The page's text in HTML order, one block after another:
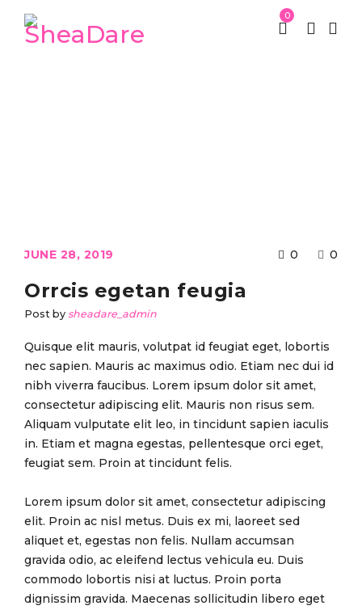
0
JUNE 28, 2019 0 0
Orrcis egetan feugia
Post by sheadare_admin
Quisque elit mauris, volutpat id feugiat eget, lobortis
nec sapien. Mauris ac maximus odio. Etiam nec dui id
nibh viverra faucibus. Lorem ipsum dolor sit amet,
consectetur adipiscing elit. Mauris non risus sem.
Aliquam vulputate elit leo, in tincidunt sapien iaculis
in. Etiam et magna egestas, pellentesque orci eget,
feugiat sem. Proin at tincidunt felis.
Lorem ipsum dolor sit amet, consectetur adipiscing
elit. Proin ac nisl metus. Duis ex mi, laoreet sed
aliquet et, egestas non felis. Nullam accumsan
gravida odio, ac eleifend lectus vehicula eu. Duis
commodo lobortis nisi at luctus. Proin porta
dignissim gravida. Maecenas sollicitudin libero eget